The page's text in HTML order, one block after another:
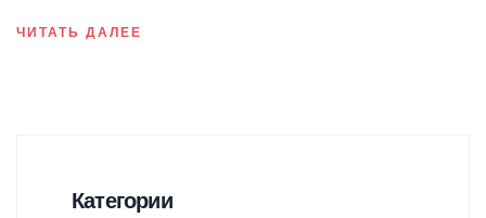
ЧИТАТЬ ДАЛЕЕ
Категории